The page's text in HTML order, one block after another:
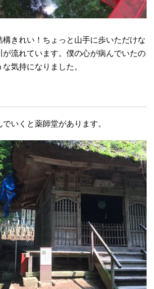
構きれい！ちょっと山手に歩いただけな
が流れています。僕の心が病んでいたの
気持になりました。
いくと薬師堂があります。